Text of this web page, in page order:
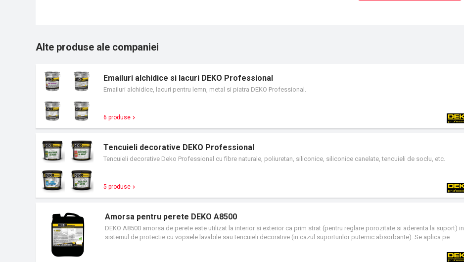
Alte produse ale companiei
Emailuri alchidice si lacuri DEKO Professional
Emailuri alchidice, lacuri pentru lemn, metal si piatra DEKO Professional.
6 produse
Tencuieli decorative DEKO Professional
Tencuieli decorative Deko Professional cu fibre naturale, poliuretan, siliconice, siliconice canelate, tencuieli de soclu, etc.
5 produse
Amorsa pentru perete DEKO A8500
DEKO A8500 amorsa de perete este utilizat la interior si exterior ca prim strat (pentru reglare porozitate si aderenta la suport) in
sistemul de protectie cu vopsele lavabile sau tencuieli decorative (in cazul suporturilor puternic absorbante). Se aplica pe